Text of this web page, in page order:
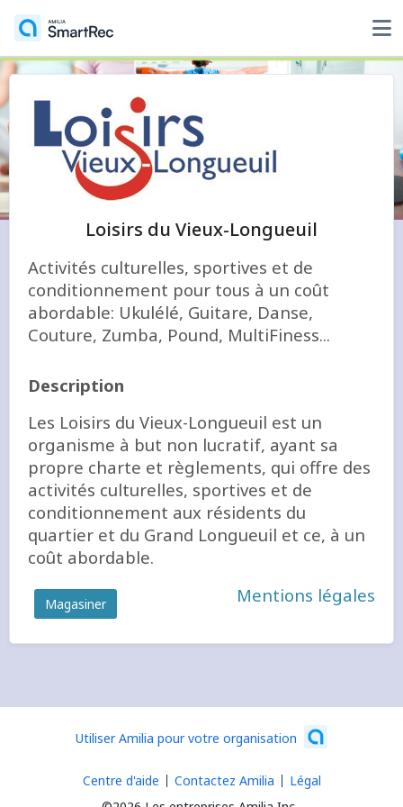
Loisirs du Vieux-Longueuil
Activités culturelles, sportives et de
conditionnement pour tous à un coût
abordable: Ukulélé, Guitare, Danse,
Couture, Zumba, Pound, MultiFiness...
Description
Les Loisirs du Vieux-Longueuil est un
organisme à but non lucratif, ayant sa
propre charte et règlements, qui offre des
activités culturelles, sportives et de
conditionnement aux résidents du
quartier et du Grand Longueuil et ce, à un
coût abordable.
Magasiner Mentions légales
Utiliser Amilia pour votre organisation
Centre d'aide Contactez Amilia Légal